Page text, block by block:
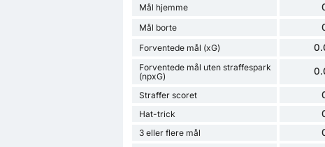
Mål hjemme
Mål borte
Forventede mål (xG)
Forventede mål uten straffespark
(npxG)
Straffer scoret
Hat-trick
3 eller flere mål